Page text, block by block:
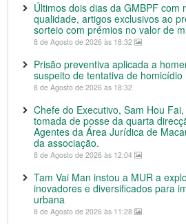
Últimos dois dias da GMBPF com
qualidade, artigos exclusivos ao
sorteio com prémios no valor de
8 de Agosto de 2026 às 18:32
Prisão preventiva aplicada a
suspeito de tentativa de homicídio
8 de Agosto de 2026 às 18:32
Chefe do Executivo, Sam Hou
tomada de posse da quarta
Agentes da Área Jurídica de
da associação.
8 de Agosto de 2026 às 12:04
Tam Vai Man instou a MUR a
inovadores e diversificados para
urbana
8 de Agosto de 2026 às 11:28